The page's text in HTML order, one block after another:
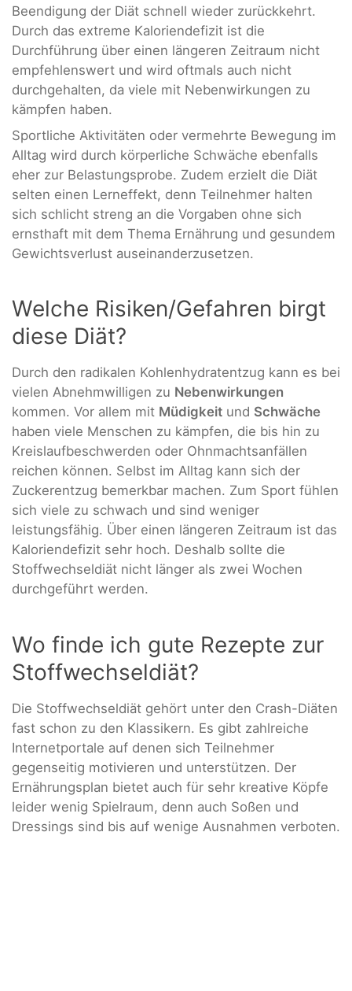
Beendigung der Diät schnell wieder zurückkehrt.
Durch das extreme Kaloriendefizit ist die
Durchführung über einen längeren Zeitraum nicht
empfehlenswert und wird oftmals auch nicht
durchgehalten, da viele mit Nebenwirkungen zu
kämpfen haben.
Sportliche Aktivitäten oder vermehrte Bewegung im
Alltag wird durch körperliche Schwäche ebenfalls
eher zur Belastungsprobe. Zudem erzielt die Diät
selten einen Lerneffekt, denn Teilnehmer halten
sich schlicht streng an die Vorgaben ohne sich
ernsthaft mit dem Thema Ernährung und gesundem
Gewichtsverlust auseinanderzusetzen.
Welche Risiken/Gefahren birgt
diese Diät?
Durch den radikalen Kohlenhydratentzug kann es bei
vielen Abnehmwilligen zu Nebenwirkungen
kommen. Vor allem mit Müdigkeit und Schwäche
haben viele Menschen zu kämpfen, die bis hin zu
Kreislaufbeschwerden oder Ohnmachtsanfällen
reichen können. Selbst im Alltag kann sich der
Zuckerentzug bemerkbar machen. Zum Sport fühlen
sich viele zu schwach und sind weniger
leistungsfähig. Über einen längeren Zeitraum ist das
Kaloriendefizit sehr hoch. Deshalb sollte die
Stoffwechseldiät nicht länger als zwei Wochen
durchgeführt werden.
Wo finde ich gute Rezepte zur
Stoffwechseldiät?
Die Stoffwechseldiät gehört unter den Crash-Diäten
fast schon zu den Klassikern. Es gibt zahlreiche
Internetportale auf denen sich Teilnehmer
gegenseitig motivieren und unterstützen. Der
Ernährungsplan bietet auch für sehr kreative Köpfe
leider wenig Spielraum, denn auch Soßen und
Dressings sind bis auf wenige Ausnahmen verboten.